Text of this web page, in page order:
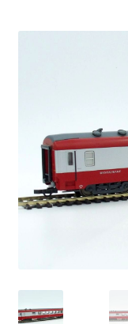
Mon compte
Glossaire
Évènements à venir